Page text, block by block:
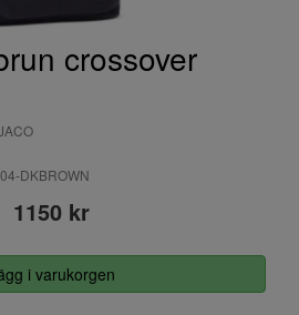
crossover
DKBROWN
1150 kr
i varukorgen